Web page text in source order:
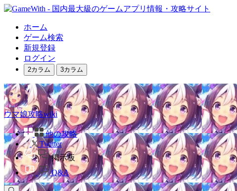
ホーム
ゲーム検索
新規登録
ログイン
2カラム 3カラム
ウマ娘攻略wiki
他の攻略
Twitter
掲示板
Q&A